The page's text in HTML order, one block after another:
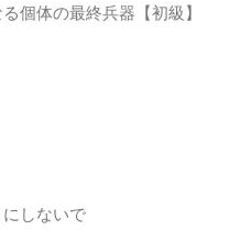
個体の最終兵器【初級】
しないで